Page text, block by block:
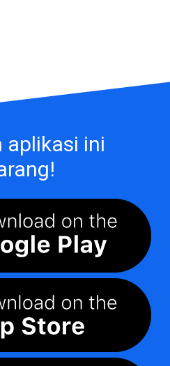
aplikasi ini